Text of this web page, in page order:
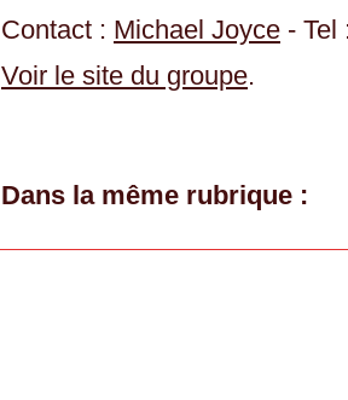
Contact : Michael Joyce - Tel
Voir le site du groupe.
Dans la même rubrique :